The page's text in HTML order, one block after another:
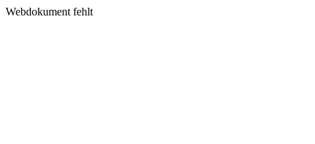
Webdokument fehlt